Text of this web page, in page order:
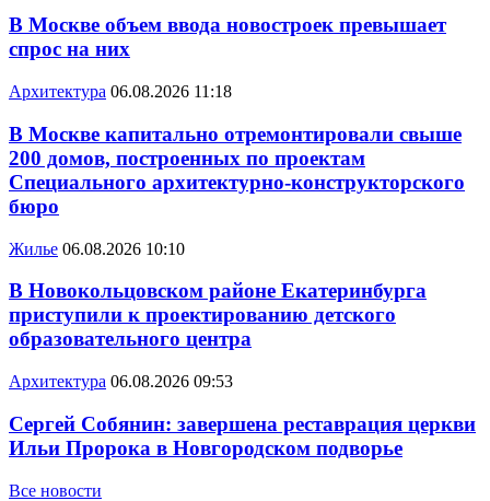
В Москве объем ввода новостроек превышает
спрос на них
Архитектура 06.08.2026 11:18
В Москве капитально отремонтировали свыше
200 домов, построенных по проектам
Специального архитектурно-конструкторского
бюро
Жилье 06.08.2026 10:10
В Новокольцовском районе Екатеринбурга
приступили к проектированию детского
образовательного центра
Архитектура 06.08.2026 09:53
Сергей Собянин: завершена реставрация церкви
Ильи Пророка в Новгородском подворье
Все новости